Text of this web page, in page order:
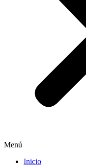
Menú
Inicio